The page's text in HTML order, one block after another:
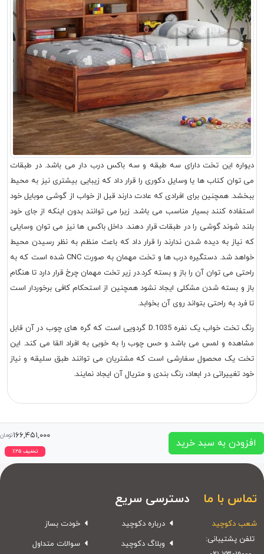
دیواره این تخت دارای سه طبقه و سه باکس درب دار می باشد. در طبقات
می توان کتاب ها یا وسایل دکوری را قرار داد که زیبایی بیشتری نیز به محیط
ببخشد. همچنین برای افرادی که عادت دارند قبل از خواب از گوشی موبایل خود
استفاده کنند بسیار مناسب می باشد. زیرا می توانند بدون اینکه از جای خود
بلند شوند گوشی را در طبقات قرار دهند. داخل باکس ها نیز می توان وسایلی
که نیاز به دیده شدن ندارند را قرار داد که باعث منظم به نظر رسیدن محیط
خواهد شد. دستگیره درب ها و تخت مهمان به صورت CNC شده است که به
راحتی می توان آن را باز و بسته کرد.در زیر تخت مهمان چرخ قرار دارد تا هنگام
باز و بسته شدن مشکلی ایجاد نشود همچنین از استحکام کافی برخوردار است
تا فرد به راحتی بتواند روی آن بخوابد.
رنگ تخت خواب یک نفره D.1035 گردویی است که گره های چوب در آن قابل
مشاهده و لمس می باشد و حس چوب را به خوبی به افراد القا می کند. این
تخت یک محصول سفارشی است که مشتریان می توانند طبق سلیقه و نیاز
خود تغییراتی در ابعاد، رنگ بندی و متریال آن ایجاد نمایند.
افزودن به سبد خرید
۱۶۶,۴۵۱,۰۰۰تومان
تخفیف ۲۵٪
تماس با ما
شعب دکوچید
تلفن پشتیبانی:
دسترسی سریع
درباره دکوچید
وبلاگ دکوچید
خودت بساز
سوالات متداول